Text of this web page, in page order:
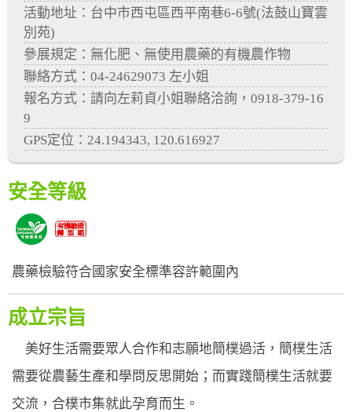
活動地址：台中市西屯區西平南巷6-6號(法鼓山寶雲
別苑)
參展規定：無化肥、無使用農藥的有機農作物
聯絡方式：04-24629073 左小姐
報名方式：請向左莉貞小姐聯絡洽詢，0918-379-16
9
GPS定位：24.194343, 120.616927
安全等級
農藥檢驗符合國家安全標準容許範圍內
成立宗旨
美好生活需要眾人合作和志願地簡樸過活，簡樸生活
需要從農藝生產和學問反思開始；而實踐簡樸生活就要
交流，合樸市集就此孕育而生。